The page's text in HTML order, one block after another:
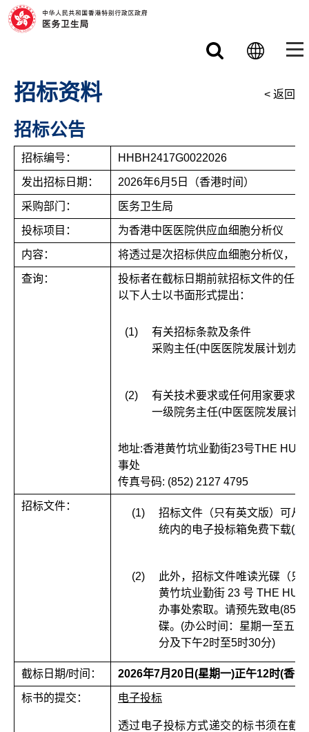
跳至主要内容
招标资料
招标公告
< 返回
招标编号： HHBH2417G0022026
发出招标日期： 2026年6月5日（香港时间）
采购部门： 医务卫生局
投标项目： 为香港中医医院供应血细胞分析仪
内容： 将透过是次招标供应血细胞分析仪，
查询：
投标者在截标日期前就招标文件的任
以下人士以书面形式提出：
(1)
有关招标条款及条件
采购主任(中医医院发展计划办
(2)
有关技术要求或任何用家要求
一级院务主任(中医医院发展计
地址:香港黄竹坑业勤街23号THE
事处
传真号码: (852) 2127 4795
招标文件：
(1)
招标文件（只有英文版）可从
统内的电子投标箱免费下载(
(2)
此外，招标文件唯读光碟（只
黄竹坑业勤街 23 号 THE
办事处索取。请预先致电
碟。(办公时间：星期一至五(
分及下午2时至5时30分)
截标日期/时间： 2026年7月20日(星期一)正午12时(香港
标书的提交： 电子投标
透过电子投标方式递交的标书须在截